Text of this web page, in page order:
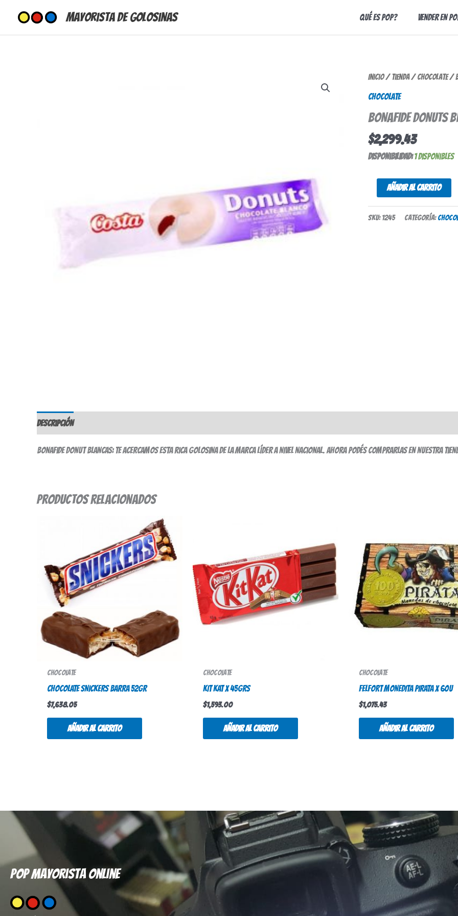
contenido
Mayorista de Golosinas Qué es Pop? Vender en
Inicio/ Tienda /Chocolate/
Chocolate
BONAFIDE DONUTS
$2,299.43
Disponibilidad: 1 disponibles
BONAFIDE
DONUTS
X
78GR
cantidad
Añadir al carrito
SKU:1245 Categoría:
Descripción
Bonafide donut blancas: te acercamos esta rica golosina de la marca líder a nivel nacional. Ahora podés comprarlas en nuestra
Productos relacionados
Chocolate
CHOCOLATE SNICKERS BARRA 52gr
$7,638.05
Añadir al carrito
Chocolate
KIT KAT X 45GRS
$1,593.00
Añadir al carrito
Chocolate
FELFORT MONEDITA PIRATA X 60u
$1,075.43
Añadir al carrito
Pop mayorista online